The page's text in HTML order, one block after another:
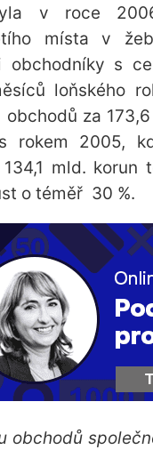
v roce
místa v
obchodníky s
loňského
za
rokem 2005,
mld. korun
o téměř 30 %.
obchodů